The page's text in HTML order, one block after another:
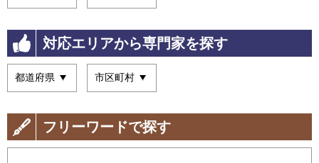
対応エリアから専門家を探す
フリーワードで探す